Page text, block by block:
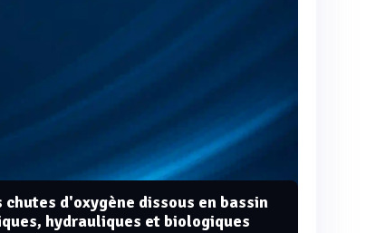
d'oxygène dissous en bassin
hydrauliques et biologiques